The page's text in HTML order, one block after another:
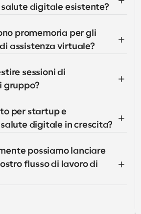
digitale esistente?
promemoria per gli
assistenza virtuale?
sessioni di
gruppo?
per startup e
digitale in crescita?
possiamo lanciare
flusso di lavoro di